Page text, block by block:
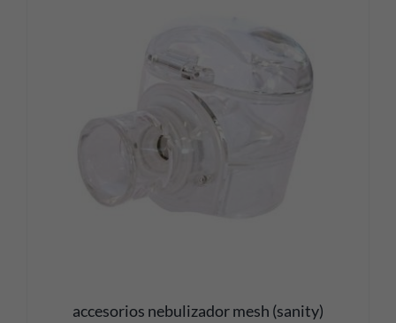
accesorios nebulizador mesh (sanity)